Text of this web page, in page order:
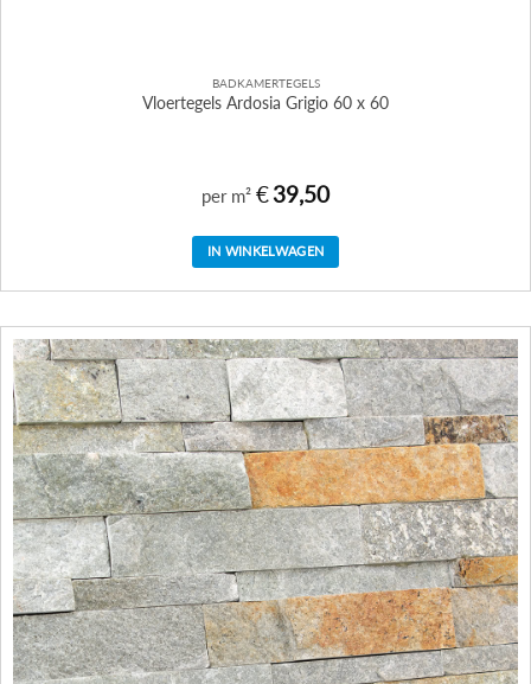
BADKAMERTEGELS
Vloertegels Ardosia Grigio 60 x 60
per m² €39,50
IN WINKELWAGEN